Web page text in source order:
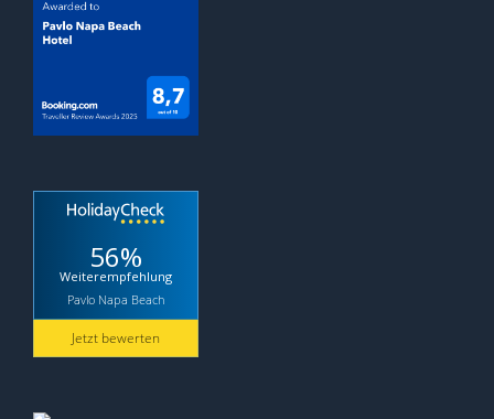
56%
Weiterempfehlung
Pavlo Napa Beach
Jetzt bewerten